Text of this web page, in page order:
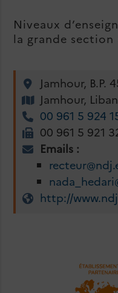
Niveaux
la grande
Jamhour, B.P.
Jamhour, Liban
00 961 5 924
00 961 5 921
Emails :
http://